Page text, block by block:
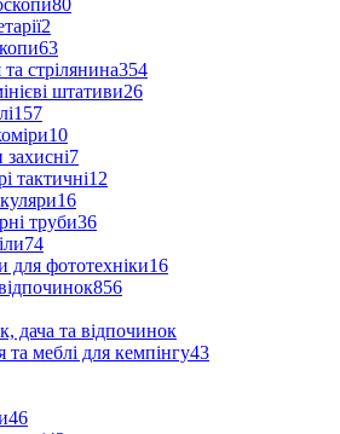
80
2
63
стрілянина354
штативи26
157
10
7
тактичні12
16
труби36
74
для фототехніки16
856
дача та відпочинок
меблі для кемпінгу43
46